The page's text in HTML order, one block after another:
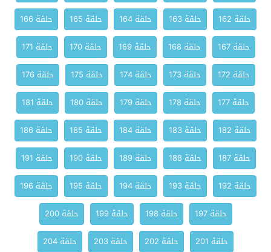
حلقة 162
حلقة 163 حلقة 164 حلقة 165
حلقة 166
حلقة 167
حلقة 168 حلقة 169 حلقة 170
حلقة 171
حلقة 172
حلقة 173 حلقة 174 حلقة 175
حلقة 176
حلقة 177
حلقة 178 حلقة 179 حلقة 180
حلقة 181
حلقة 182
حلقة 183 حلقة 184 حلقة 185
حلقة 186
حلقة 187
حلقة 188 حلقة 189 حلقة 190
حلقة 191
حلقة 192
حلقة 193 حلقة 194 حلقة 195
حلقة 196
حلقة 197
حلقة 198 حلقة 199
حلقة 200
حلقة 201
حلقة 202 حلقة 203
حلقة 204